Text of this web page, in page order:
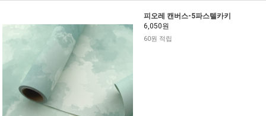
피오레 캔버스-5파스텔카키
6,050원
60원 적립